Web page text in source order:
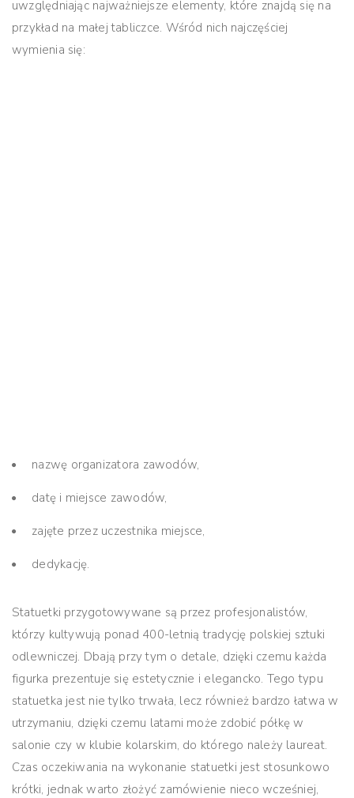
uwzględniając najważniejsze elementy, które znajdą się na
przykład na małej tabliczce. Wśród nich najczęściej
wymienia się:
nazwę organizatora zawodów,
datę i miejsce zawodów,
zajęte przez uczestnika miejsce,
dedykację.
Statuetki przygotowywane są przez profesjonalistów,
którzy kultywują ponad 400-letnią tradycję polskiej sztuki
odlewniczej. Dbają przy tym o detale, dzięki czemu każda
figurka prezentuje się estetycznie i elegancko. Tego typu
statuetka jest nie tylko trwała, lecz również bardzo łatwa w
utrzymaniu, dzięki czemu latami może zdobić półkę w
salonie czy w klubie kolarskim, do którego należy laureat.
Czas oczekiwania na wykonanie statuetki jest stosunkowo
krótki, jednak warto złożyć zamówienie nieco wcześniej,